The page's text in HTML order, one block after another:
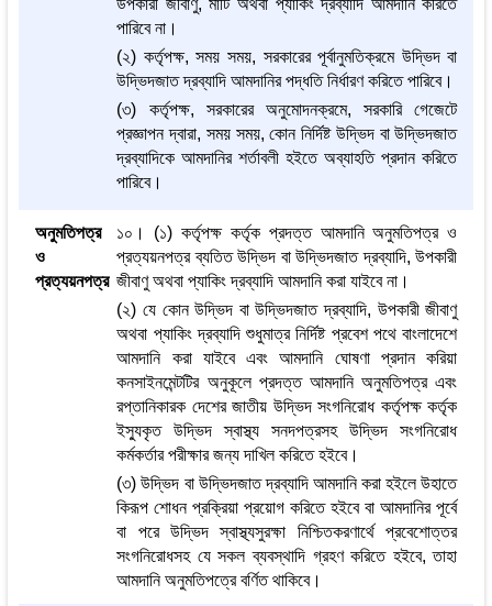
উপকারী জীবাণু, মাটি অথবা প্যাকিং দ্রব্যাদি আমদানি করিতে
পারিবে না।
(২) কর্তৃপক্ষ, সময় সময়, সরকারের পূর্বানুমতিক্রমে উদ্ভিদ বা
উদ্ভিদজাত দ্রব্যাদি আমদানির পদ্ধতি নির্ধারণ করিতে পারিবে।
(৩) কর্তৃপক্ষ, সরকারের অনুমোদনক্রমে, সরকারি গেজেটে
প্রজ্ঞাপন দ্বারা, সময় সময়, কোন নির্দিষ্ট উদ্ভিদ বা উদ্ভিদজাত
দ্রব্যাদিকে আমদানির শর্তাবলী হইতে অব্যাহতি প্রদান করিতে
পারিবে।
অনুমতিপত্র
ও
প্রত্যয়নপত্র
১০। (১) কর্তৃপক্ষ কর্তৃক প্রদত্ত আমদানি অনুমতিপত্র ও
প্রত্যয়নপত্র ব্যতিত উদ্ভিদ বা উদ্ভিদজাত দ্রব্যাদি, উপকারী
জীবাণু অথবা প্যাকিং দ্রব্যাদি আমদানি করা যাইবে না।
(২) যে কোন উদ্ভিদ বা উদ্ভিদজাত দ্রব্যাদি, উপকারী জীবাণু
অথবা প্যাকিং দ্রব্যাদি শুধুমাত্র নির্দিষ্ট প্রবেশ পথে বাংলাদেশে
আমদানি করা যাইবে এবং আমদানি ঘোষণা প্রদান করিয়া
কনসাইনমেন্টটির অনুকূলে প্রদত্ত আমদানি অনুমতিপত্র এবং
রপ্তানিকারক দেশের জাতীয় উদ্ভিদ সংগনিরোধ কর্তৃপক্ষ কর্তৃক
ইস্যুকৃত উদ্ভিদ স্বাস্থ্য সনদপত্রসহ উদ্ভিদ সংগনিরোধ
কর্মকর্তার পরীক্ষার জন্য দাখিল করিতে হইবে।
(৩) উদ্ভিদ বা উদ্ভিদজাত দ্রব্যাদি আমদানি করা হইলে উহাতে
কিরূপ শোধন প্রক্রিয়া প্রয়োগ করিতে হইবে বা আমদানির পূর্বে
বা পরে উদ্ভিদ স্বাস্থ্যসুরক্ষা নিশ্চিতকরণার্থে প্রবেশোত্তর
সংগনিরোধসহ যে সকল ব্যবস্থাদি গ্রহণ করিতে হইবে, তাহা
আমদানি অনুমতিপত্রে বর্ণিত থাকিবে।